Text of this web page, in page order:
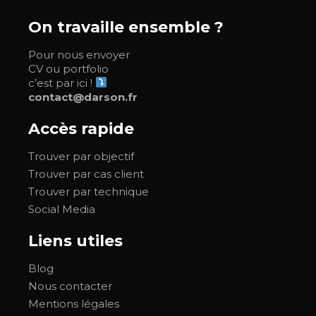
On travaille ensemble ?
Pour nous envoyer
CV ou portfolio
c’est par ici !
contact@darson.fr
Accès rapide
Trouver par objectif
Trouver par cas client
Trouver par technique
Social Media
Liens utiles
Blog
Nous contacter
Mentions légales